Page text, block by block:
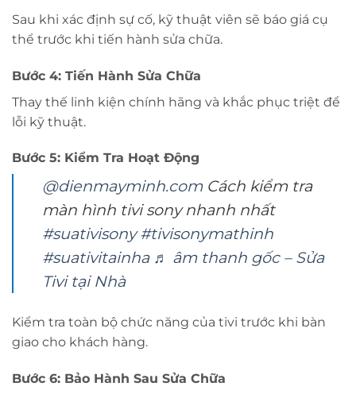
Sau khi xác định sự cố, kỹ thuật viên sẽ báo giá cụ
thể trước khi tiến hành sửa chữa.
Bước 4: Tiến Hành Sửa Chữa
Thay thế linh kiện chính hãng và khắc phục triệt để
lỗi kỹ thuật.
Bước 5: Kiểm Tra Hoạt Động
@dienmayminh.comCách kiểm tra
màn hình tivi sony nhanh nhất
#suativisony #tivisonymathinh
#suativitainha ♬ âm thanh gốc – Sửa
Tivi tại Nhà
Kiểm tra toàn bộ chức năng của tivi trước khi bàn
giao cho khách hàng.
Bước 6: Bảo Hành Sau Sửa Chữa